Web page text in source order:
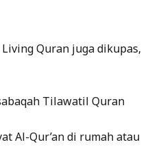
Quran juga dikupas,
Tilawatil Quran
Al-Qur’an di rumah atau